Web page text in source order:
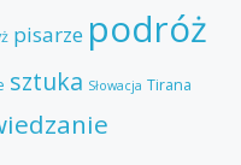
pisarze podróż
sztuka Słowacja Tirana